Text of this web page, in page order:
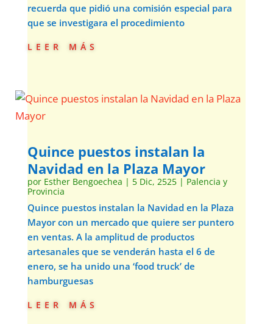
recuerda que pidió una comisión especial para
que se investigara el procedimiento
leer más
Quince puestos instalan la
Navidad en la Plaza Mayor
por Esther Bengoechea | 5 Dic, 2525| Palencia y
Provincia
Quince puestos instalan la Navidad en la Plaza
Mayor con un mercado que quiere ser puntero
en ventas. A la amplitud de productos
artesanales que se venderán hasta el 6 de
enero, se ha unido una ‘food truck’ de
hamburguesas
leer más